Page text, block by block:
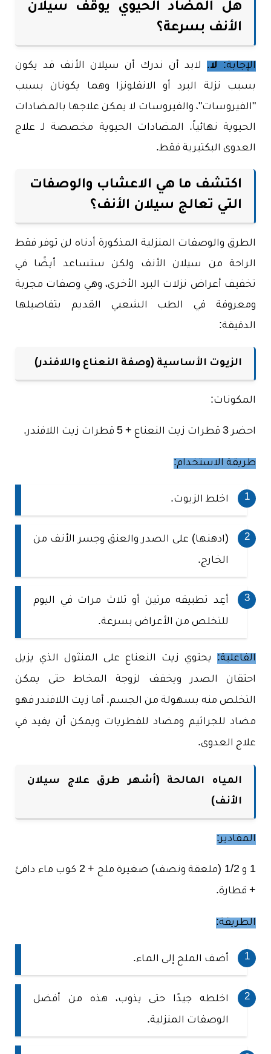
هل المضاد الحيوي يوقف سيلان
الأنف بسرعة؟
الإجابة: لا. لابد أن ندرك أن سيلان الأنف قد يكون
بسبب نزلة البرد أو الانفلونزا وهما يكونان بسبب
"الفيروسات"، والفيروسات لا يمكن علاجها بالمضادات
الحيوية نهائياً. المضادات الحيوية مخصصة لـ علاج
العدوى البكتيرية فقط.
اكتشف ما هي الاعشاب والوصفات
التي تعالج سيلان الأنف؟
الطرق والوصفات المنزلية المذكورة أدناه لن توفر فقط
الراحة من سيلان الأنف ولكن ستساعد أيضًا في
تخفيف أعراض نزلات البرد الأخرى، وهي وصفات مجربة
ومعروفة في الطب الشعبي القديم بتفاصيلها
الدقيقة:
الزيوت الأساسية (وصفة النعناع واللافندر)
المكونات:
احضر 3 قطرات زيت النعناع + 5 قطرات زيت اللافندر.
طريقة الاستخدام:
اخلط الزيوت.
(ادهنها) على الصدر والعنق وجسر الأنف من
الخارج.
أعِد تطبيقه مرتين أو ثلاث مرات في اليوم
للتخلص من الأعراض بسرعة.
الفاعلية: يحتوي زيت النعناع على المنثول الذي يزيل
احتقان الصدر ويخفف لزوجة المخاط حتى يمكن
التخلص منه بسهولة من الجسم. أما زيت اللافندر فهو
مضاد للجراثيم ومضاد للفطريات ويمكن أن يفيد في
علاج العدوى.
المياه المالحة (أشهر طرق علاج سيلان
الأنف)
المقادير:
1 و 1/2 (ملعقة ونصف) صغيرة ملح + 2 كوب ماء دافئ
+ قطارة.
الطريقة:
أضف الملح إلى الماء.
اخلطه جيدًا حتى يذوب، هذه من أفضل
الوصفات المنزلية.